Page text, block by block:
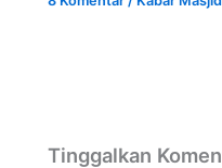
Tinggalkan